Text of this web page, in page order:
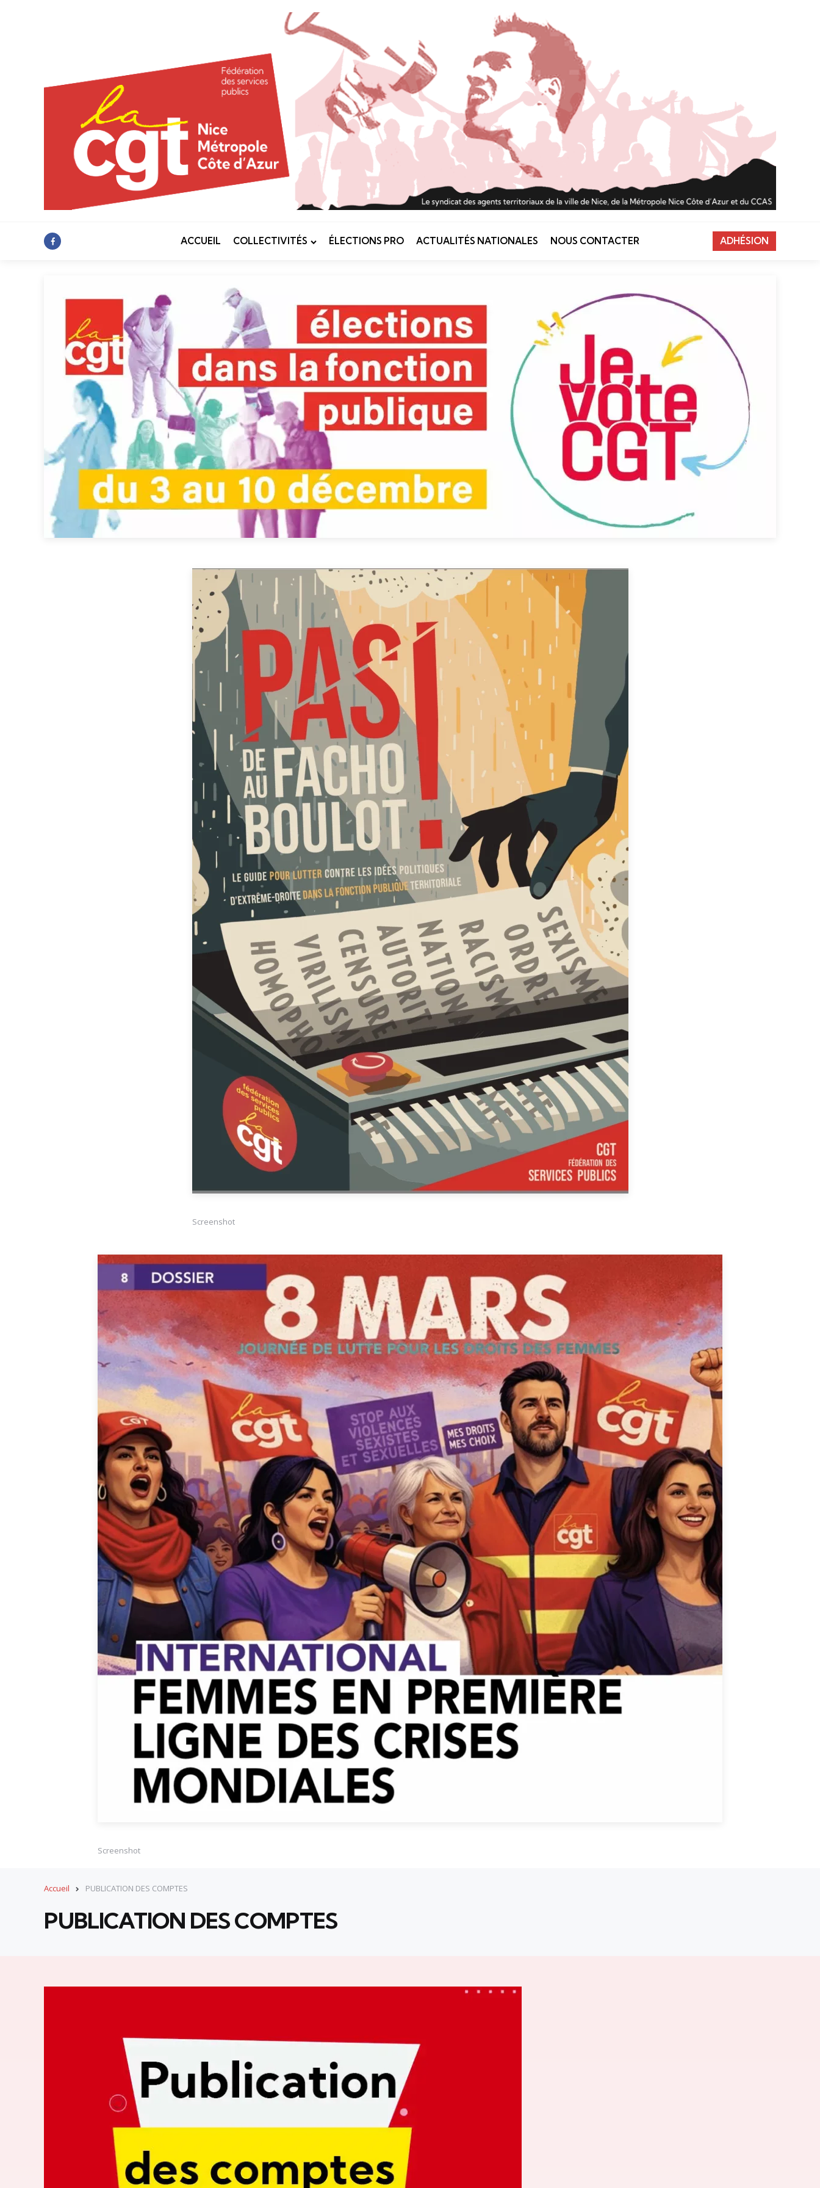
ACCUEIL COLLECTIVITÉS ÉLECTIONS PRO ACTUALITÉS NATIONALES NOUS CONTACTER ADHÉSION
Screenshot
Screenshot
Accueil PUBLICATION DES COMPTES
PUBLICATION DES COMPTES